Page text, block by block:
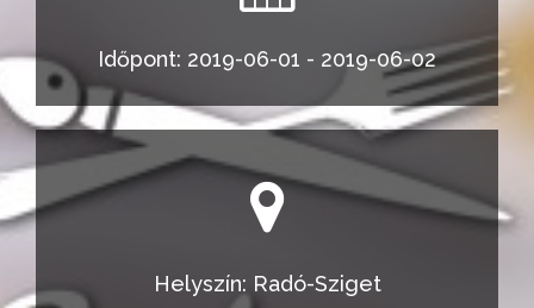
Időpont: 2019-06-01 - 2019-06-02
Helyszín: Radó-Sziget